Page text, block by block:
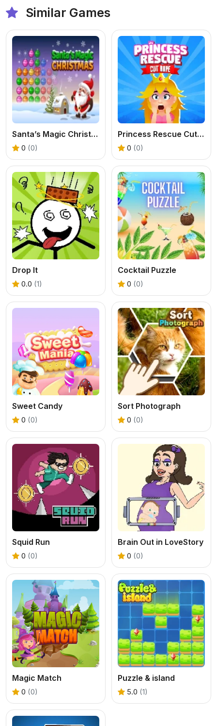
Similar Games
Santa’s Magic Christmas
0 (0)
Princess Rescue Cut Rope
0 (0)
Drop It
0.0 (1)
Cocktail Puzzle
0 (0)
Sweet Candy
0 (0)
Sort Photograph
0 (0)
Squid Run
0 (0)
Brain Out in LoveStory
0 (0)
Magic Match
0 (0)
Puzzle & island
5.0 (1)